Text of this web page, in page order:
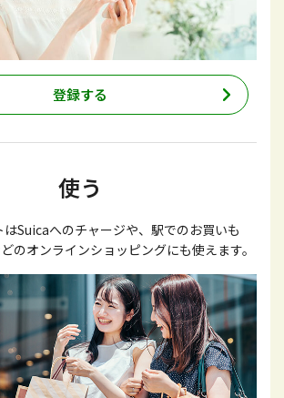
登録する
使う
はSuicaへのチャージや、駅でのお買いも
のオンラインショッピングにも使えます。